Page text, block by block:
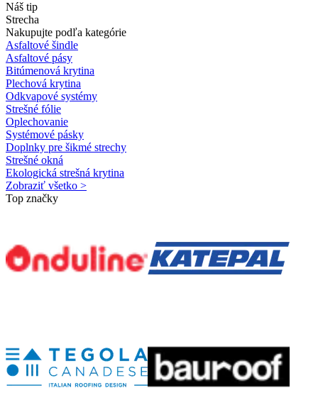
Náš tip
Strecha
Nakupujte podľa kategórie
Asfaltové šindle
Asfaltové pásy
Bitúmenová krytina
Plechová krytina
Odkvapové systémy
Strešné fólie
Oplechovanie
Systémové pásky
Doplnky pre šikmé strechy
Strešné okná
Ekologická strešná krytina
Zobraziť všetko >
Top značky